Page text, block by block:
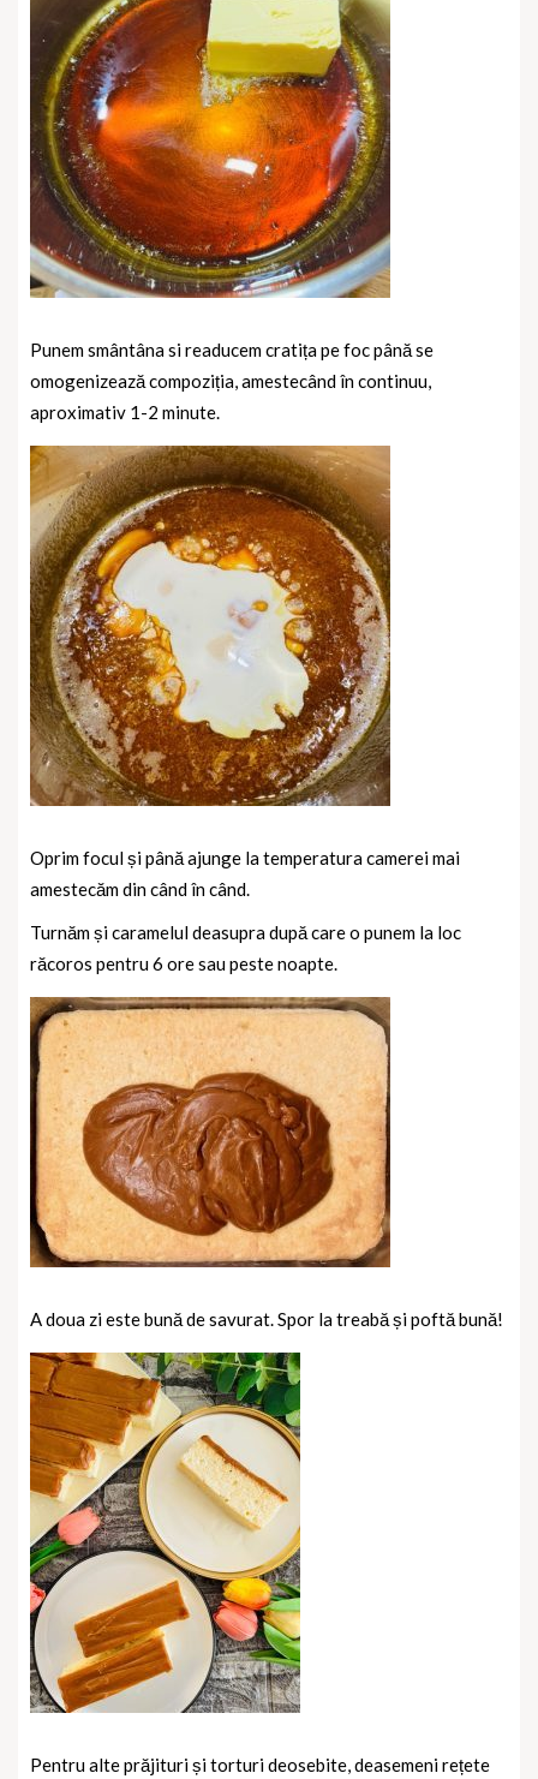
Punem smântâna si readucem cratița pe foc până se
omogenizează compoziția, amestecând în continuu,
aproximativ 1-2 minute.
Oprim focul și până ajunge la temperatura camerei mai
amestecăm din când în când.
Turnăm și caramelul deasupra după care o punem la loc
răcoros pentru 6 ore sau peste noapte.
A doua zi este bună de savurat. Spor la treabă și poftă bună!
Pentru alte prăjituri și torturi deosebite, deasemeni rețete